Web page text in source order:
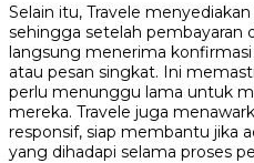
Selain itu, Travele
sehingga setelah pembayaran
langsung menerima
atau pesan singkat. Ini
perlu menunggu lama untuk
mereka. Travele juga
responsif, siap membantu jika
yang dihadapi selama proses